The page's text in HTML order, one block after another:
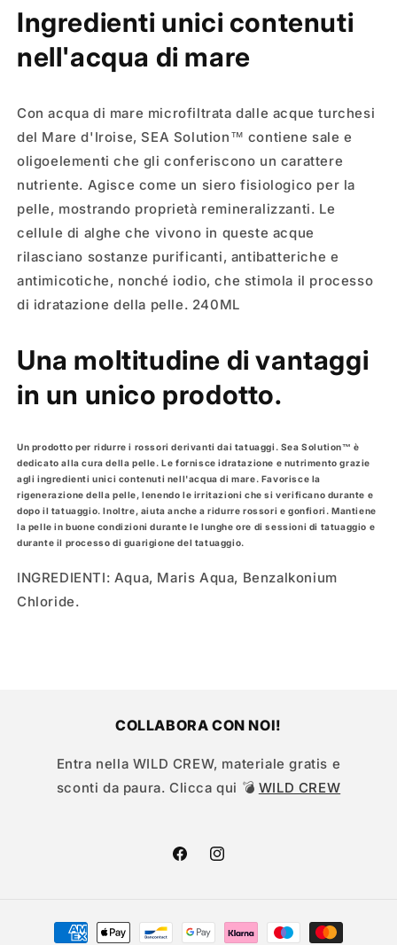
Ingredienti unici contenuti
nell'acqua di mare
Con acqua di mare microfiltrata dalle acque turchesi
del Mare d'Iroise, SEA Solution™ contiene sale e
oligoelementi che gli conferiscono un carattere
nutriente. Agisce come un siero fisiologico per la
pelle, mostrando proprietà remineralizzanti. Le
cellule di alghe che vivono in queste acque
rilasciano sostanze purificanti, antibatteriche e
antimicotiche, nonché iodio, che stimola il processo
di idratazione della pelle. 240ML
Una moltitudine di vantaggi
in un unico prodotto.
Un prodotto per ridurre i rossori derivanti dai tatuaggi. Sea Solution™ è
dedicato alla cura della pelle. Le fornisce idratazione e nutrimento grazie
agli ingredienti unici contenuti nell'acqua di mare. Favorisce la
rigenerazione della pelle, lenendo le irritazioni che si verificano durante e
dopo il tatuaggio. Inoltre, aiuta anche a ridurre rossori e gonfiori. Mantiene
la pelle in buone condizioni durante le lunghe ore di sessioni di tatuaggio e
durante il processo di guarigione del tatuaggio.
INGREDIENTI: Aqua, Maris Aqua, Benzalkonium
Chloride.
COLLABORA CON NOI!
Entra nella WILD CREW, materiale gratis e
sconti da paura. Clicca qui 💣 WILD CREW
FacebookInstagram
Metodi